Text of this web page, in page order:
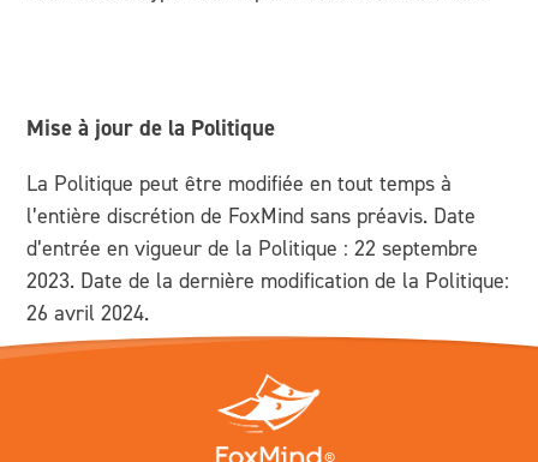
Mise à jour de la Politique
La Politique peut être modifiée en tout temps à
l’entière discrétion de FoxMind sans préavis. Date
d’entrée en vigueur de la Politique : 22 septembre
2023. Date de la dernière modification de la Politique:
26 avril 2024.